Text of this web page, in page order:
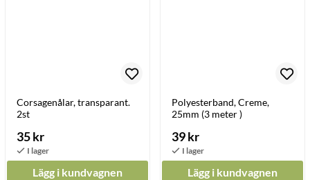
Corsagenålar, transparant.
2st
35 kr
Lägg i kundvagnen
Polyesterband, Creme,
25mm (3 meter )
39 kr
Lägg i kundvagnen